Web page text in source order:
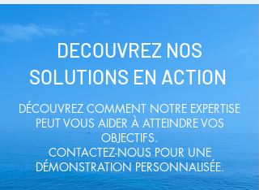
DECOUVREZ NOS
SOLUTIONS EN ACTION
DÉCOUVREZ COMMENT NOTRE EXPERTISE
PEUT VOUS AIDER À ATTEINDRE VOS
OBJECTIFS.
CONTACTEZ-NOUS POUR UNE
DÉMONSTRATION PERSONNALISÉE.